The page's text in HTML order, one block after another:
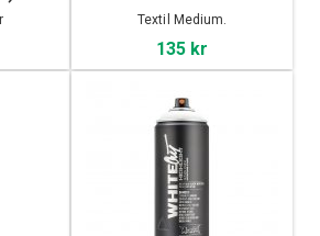
Textil Medium.
135 kr